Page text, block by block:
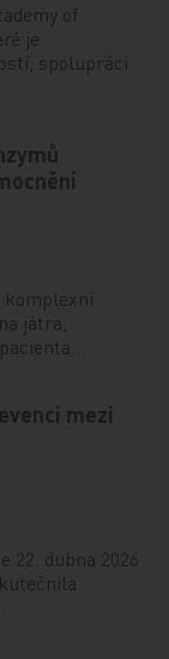
of
je
spolupráci
komplexní
játra,
mezi
22. dubna 2026